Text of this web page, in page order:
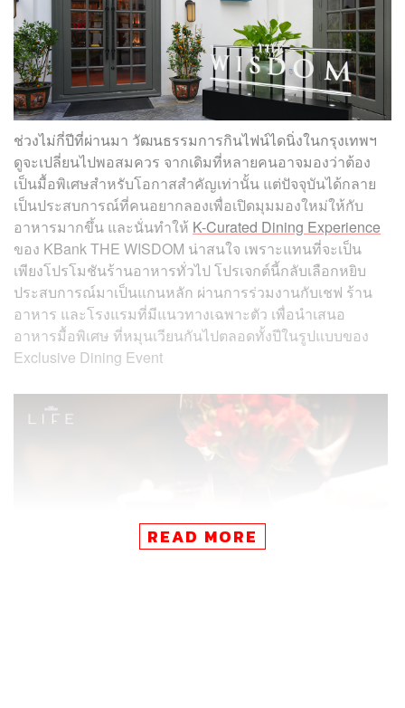
ช่วงไม่กี่ปีที่ผ่านมา วัฒนธรรมการกินไฟน์ไดนิ่งในกรุงเทพฯ
ดูจะเปลี่ยนไปพอสมควร จากเดิมที่หลายคนอาจมองว่าต้อง
เป็นมื้อพิเศษสำหรับโอกาสสำคัญเท่านั้น แต่ปัจจุบันได้กลาย
เป็นประสบการณ์ที่คนอยากลองเพื่อเปิดมุมมองใหม่ให้กับ
อาหารมากขึ้น และนั่นทำให้ K-Curated Dining Experience
ของ KBank THE WISDOM น่าสนใจ เพราะแทนที่จะเป็น
เพียงโปรโมชันร้านอาหารทั่วไป โปรเจกต์นี้กลับเลือกหยิบ
ประสบการณ์มาเป็นแกนหลัก ผ่านการร่วมงานกับเชฟ ร้าน
อาหาร และโรงแรมที่มีแนวทางเฉพาะตัว เพื่อนำเสนอ
อาหารมื้อพิเศษ ที่หมุนเวียนกันไปตลอดทั้งปีในรูปแบบของ
Exclusive Dining Event
READ MORE